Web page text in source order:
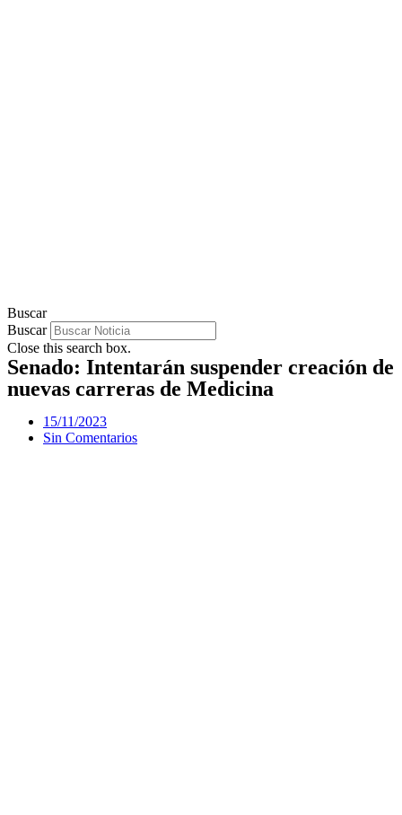
Buscar
Buscar
Close this search box.
Senado: Intentarán suspender creación de
nuevas carreras de Medicina
15/11/2023
Sin Comentarios